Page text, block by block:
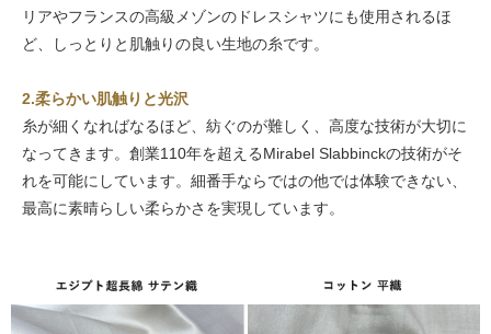
リアやフランスの高級メゾンのドレスシャツにも使用されるほ
ど、しっとりと肌触りの良い生地の糸です。
2.柔らかい肌触りと光沢
糸が細くなればなるほど、紡ぐのが難しく、高度な技術が大切に
なってきます。創業110年を超えるMirabel Slabbinckの技術がそ
れを可能にしています。細番手ならではの他では体験できない、
最高に素晴らしい柔らかさを実現しています。